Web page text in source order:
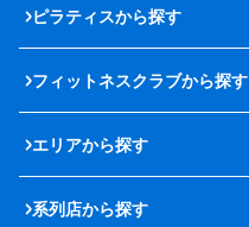
ピラティスから探す
フィットネスクラブから探す
エリアから探す
系列店から探す